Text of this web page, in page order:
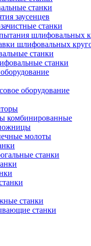
станки
заусенцев
станки
шлифовальных
шлифовальных
станки
станки
оборудование
комбинированные
молоты
станки
станки
станки